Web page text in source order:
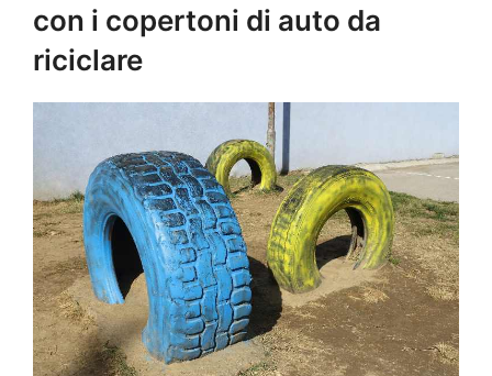
con i copertoni di auto da
riciclare